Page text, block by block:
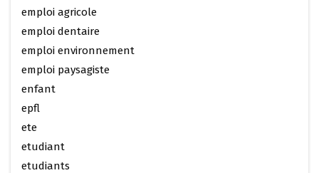
emploi agricole
emploi dentaire
emploi environnement
emploi paysagiste
enfant
epfl
ete
etudiant
etudiants